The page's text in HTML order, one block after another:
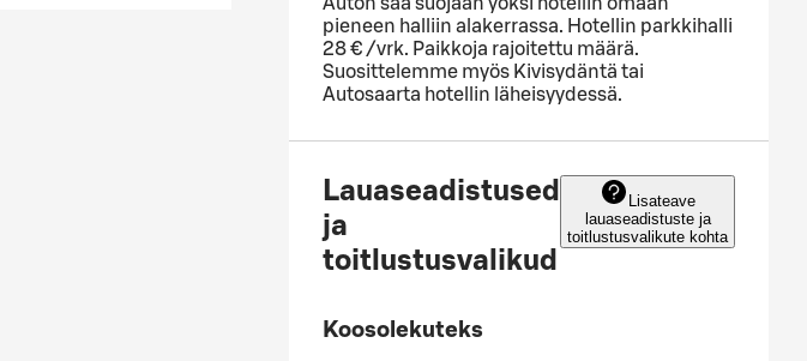
pieneen halliin alakerrassa. Hotellin parkkihalli
28 € /vrk. Paikkoja rajoitettu määrä.
Suosittelemme myös Kivisydäntä tai
Autosaarta hotellin läheisyydessä.
Lauaseadistused
ja
toitlustusvalikud
Lisateave
lauaseadistuste ja
toitlustusvalikute kohta
Koosolekuteks